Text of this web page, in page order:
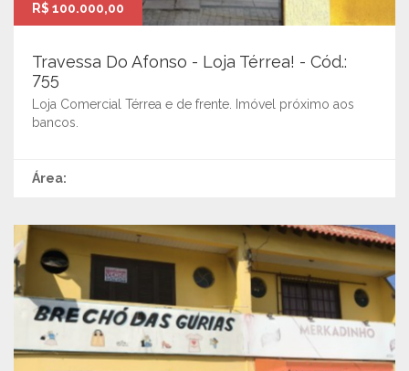
R$ 100.000,00
Travessa Do Afonso - Loja Térrea! - Cód.:
755
Loja Comercial Térrea e de frente. Imóvel próximo aos
bancos.
Área: